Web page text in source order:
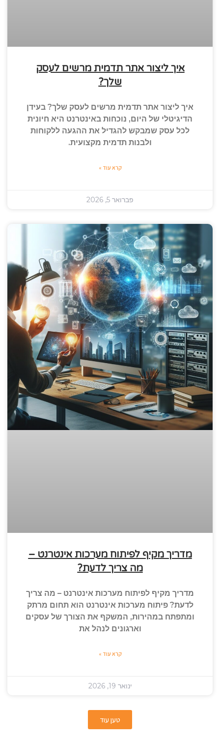
איך ליצור אתר תדמית מרשים לעסק
שלך?
איך ליצור אתר תדמית מרשים לעסק שלך? בעידן
הדיגיטלי של היום, נוכחות באינטרנט היא חיונית
לכל עסק שמבקש להגדיל את ההגעה ללקוחות
ולבנות תדמית מקצועית.
קרא עוד »
פברואר 5, 2026
מדריך מקיף לפיתוח מערכות אינטרנט –
מה צריך לדעת?
מדריך מקיף לפיתוח מערכות אינטרנט – מה צריך
לדעת? פיתוח מערכות אינטרנט הוא תחום מרתק
ומתפתח במהירות, המשקף את הצורך של עסקים
וארגונים לנהל את
קרא עוד »
ינואר 19, 2026
טען עוד